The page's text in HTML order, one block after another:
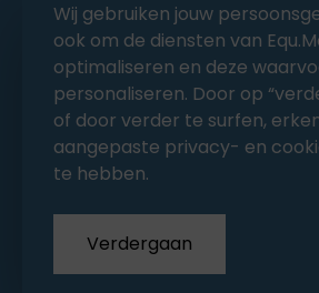
Equestrian news
Copyrights 2026
Wij gebruiken jouw
ook om de diensten van
optimaliseren en deze
personaliseren. Door op
of door verder te surfen,
aangepaste privacy- en
te hebben.
Verdergaan